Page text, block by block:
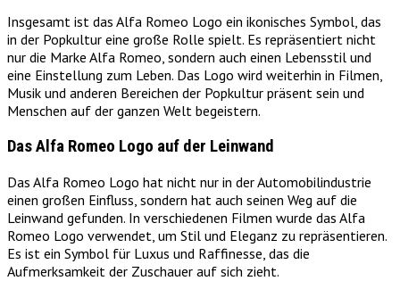
Insgesamt ist das Alfa Romeo Logo ein ikonisches Symbol, das
in der Popkultur eine große Rolle spielt. Es repräsentiert nicht
nur die Marke Alfa Romeo, sondern auch einen Lebensstil und
eine Einstellung zum Leben. Das Logo wird weiterhin in Filmen,
Musik und anderen Bereichen der Popkultur präsent sein und
Menschen auf der ganzen Welt begeistern.
Das Alfa Romeo Logo auf der Leinwand
Das Alfa Romeo Logo hat nicht nur in der Automobilindustrie
einen großen Einfluss, sondern hat auch seinen Weg auf die
Leinwand gefunden. In verschiedenen Filmen wurde das Alfa
Romeo Logo verwendet, um Stil und Eleganz zu repräsentieren.
Es ist ein Symbol für Luxus und Raffinesse, das die
Aufmerksamkeit der Zuschauer auf sich zieht.